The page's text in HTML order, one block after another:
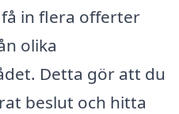
in flera offerter
olika
Detta gör att du
beslut och hitta